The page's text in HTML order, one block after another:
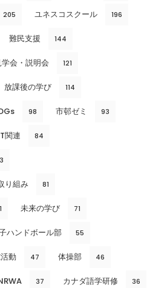
205 ユネスコスクール 196
難民支援 144
会・説明会 121
放課後の学び 114
98 市邨ゼミ 93
関連 84
り組み 81
未来の学び 71
ハンドボール部 55
動 47 体操部 46
37 カナダ語学研修 36